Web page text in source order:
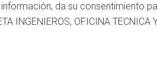
da su consentimiento
INGENIEROS, OFICINA